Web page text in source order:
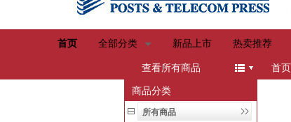
首页 全部分类 新品上市 热卖推荐
查看所有商品
menu 首页
商品分类
所有商品